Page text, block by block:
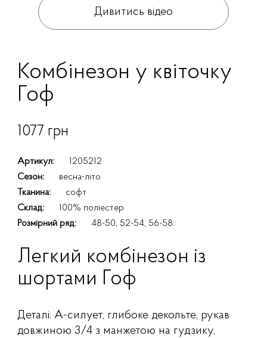
Дивитись відео
Комбінезон у квіточку
Гоф
1077 грн
Артикул:
1205212
Сезон:
весна-літо
Тканина:
софт
Склад:
100% поліестер
Розмірний ряд:
48-50, 52-54, 56-58.
Легкий комбінезон із
шортами Гоф
Деталі: А-силует, глибоке декольте, рукав
довжиною 3/4 з манжетою на гудзику,